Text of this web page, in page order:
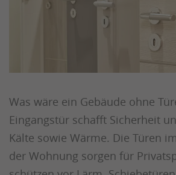
Was wäre ein Gebäude ohne
Eingangstür schafft Sicherheit
Kälte sowie Wärme. Die Türen
der Wohnung sorgen für